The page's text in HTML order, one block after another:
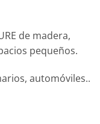
de madera,
pequeños.
automóviles..